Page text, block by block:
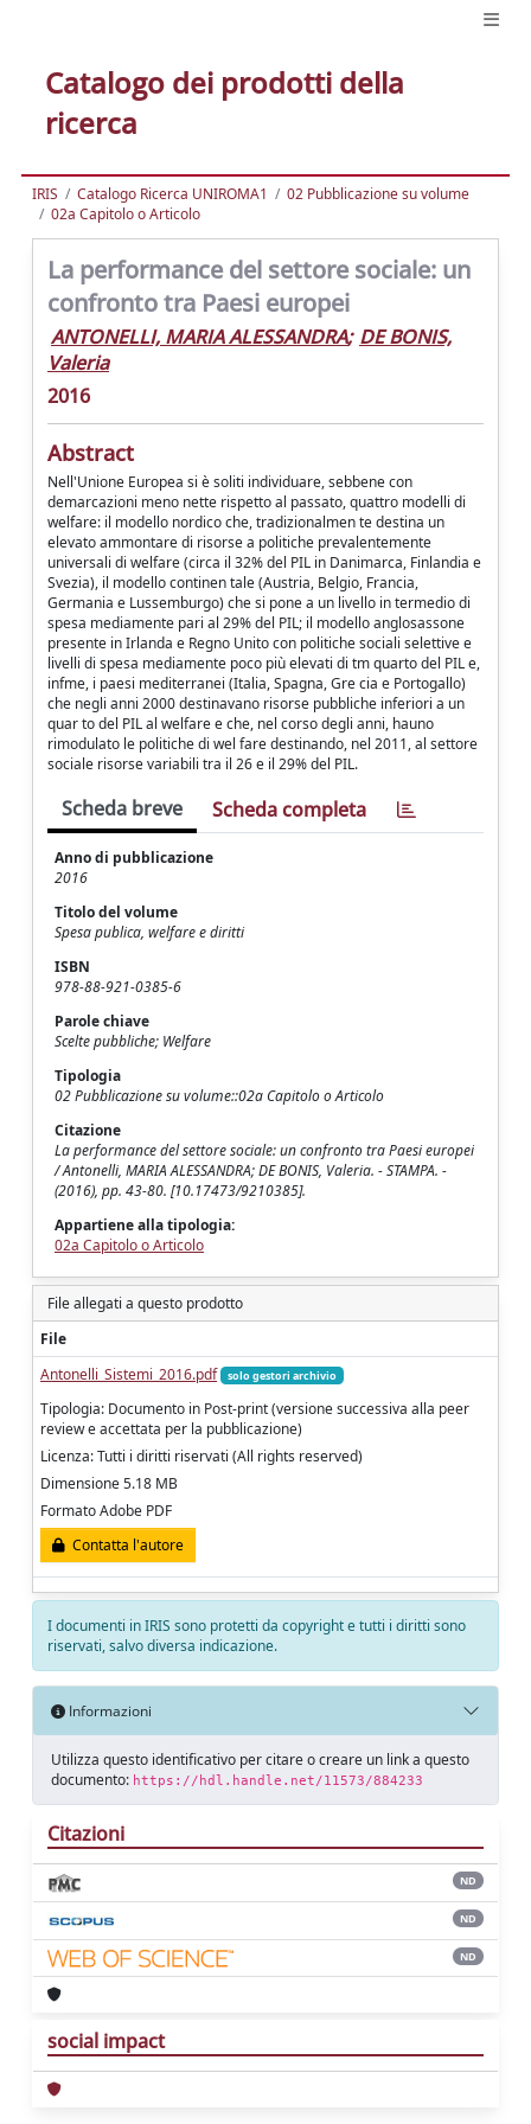
Catalogo dei prodotti della
ricerca
IRIS Catalogo Ricerca UNIROMA1
02 Pubblicazione su volume
02a Capitolo o Articolo
La performance del settore sociale: un
confronto tra Paesi europei
ANTONELLI, MARIA ALESSANDRA; DE BONIS,
Valeria
2016
Abstract
Nell'Unione Europea si è soliti individuare, sebbene con
demarcazioni meno nette rispetto al passato, quattro modelli di
welfare: il modello nordico che, tradizionalmen­ te destina un
elevato ammontare di risorse a politiche prevalentemente
universali di welfare (circa il 32% del PIL in Danimarca, Finlandia e
Svezia), il modello continen­ tale (Austria, Belgio, Francia,
Germania e Lussemburgo) che si pone a un livello in­ termedio di
spesa mediamente pari al 29% del PIL; il modello anglosassone
presente in Irlanda e Regno Unito con politiche sociali selettive e
livelli di spesa mediamente poco più elevati di tm quarto del PIL e,
infme, i paesi mediterranei (Italia, Spagna, Gre­ cia e Portogallo)
che negli anni 2000 destinavano risorse pubbliche inferiori a un
quar­ to del PIL al welfare e che, nel corso degli anni, hauno
rimodulato le politiche di wel­ fare destinando, nel 2011, al settore
sociale risorse variabili tra il 26 e il 29% del PIL.
Scheda breve Scheda completa
Anno di pubblicazione
2016
Titolo del volume
Spesa publica, welfare e diritti
ISBN
978-88-921-0385-6
Parole chiave
Scelte pubbliche; Welfare
Tipologia
02 Pubblicazione su volume::02a Capitolo o Articolo
Citazione
La performance del settore sociale: un confronto tra Paesi europei
/ Antonelli, MARIA ALESSANDRA; DE BONIS, Valeria. - STAMPA. -
(2016), pp. 43-80. [10.17473/9210385].
Appartiene alla tipologia:
02a Capitolo o Articolo
File allegati a questo prodotto
File
Antonelli_Sistemi_2016.pdf
solo gestori archivio
Tipologia: Documento in Post-print (versione successiva alla peer
review e accettata per la pubblicazione)
Licenza: Tutti i diritti riservati (All rights reserved)
Dimensione 5.18 MB
Formato Adobe PDF
Contatta l'autore
I documenti in IRIS sono protetti da copyright e tutti i diritti sono
riservati, salvo diversa indicazione.
Informazioni
Utilizza questo identificativo per citare o creare un link a questo
documento: https://hdl.handle.net/11573/884233
Citazioni
ND
ND
ND
social impact